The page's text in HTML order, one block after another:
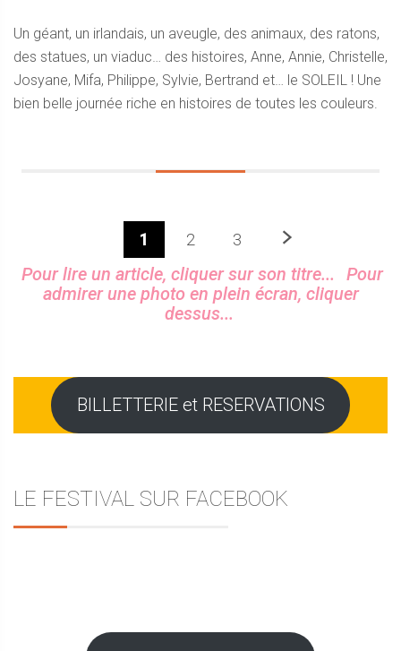
Un géant, un irlandais, un aveugle, des animaux, des ratons,
des statues, un viaduc… des histoires, Anne, Annie, Christelle,
Josyane, Mifa, Philippe, Sylvie, Bertrand et… le SOLEIL ! Une
bien belle journée riche en histoires de toutes les couleurs.
1 2 3 Prochaine
Sidebar
Pour lire un article, cliquer sur son titre...
Pour
admirer une photo en plein écran, cliquer
dessus...
BILLETTERIE et RESERVATIONS
LE FESTIVAL SUR FACEBOOK